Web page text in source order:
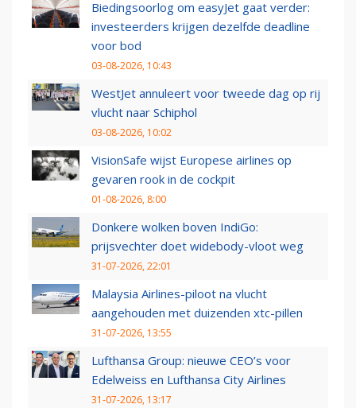
Biedingsoorlog om easyJet gaat verder:
investeerders krijgen dezelfde deadline
voor bod
03-08-2026, 10:43
WestJet annuleert voor tweede dag op rij
vlucht naar Schiphol
03-08-2026, 10:02
VisionSafe wijst Europese airlines op
gevaren rook in de cockpit
01-08-2026, 8:00
Donkere wolken boven IndiGo:
prijsvechter doet widebody-vloot weg
31-07-2026, 22:01
Malaysia Airlines-piloot na vlucht
aangehouden met duizenden xtc-pillen
31-07-2026, 13:55
Lufthansa Group: nieuwe CEO’s voor
Edelweiss en Lufthansa City Airlines
31-07-2026, 13:17